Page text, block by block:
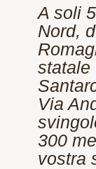
A soli
Nord,
statale
Via
300
vostra